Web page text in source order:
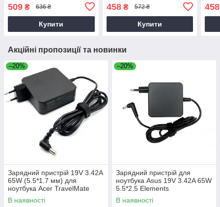
NP905S3G
509 ₴ 636 ₴
Купити
458₴ 572 ₴
Купити
458
Акційні пропозиції та новинки
–20%
Зарядний пристрій 19V 3.42A
65W (5.5*1.7 мм) для
ноутбука Acer TravelMate
P2510-G2-M
В наявності
–20%
Зарядний пристрій для
ноутбука Asus 19V 3.42A 65W
5.5*2.5 Elements
В наявності